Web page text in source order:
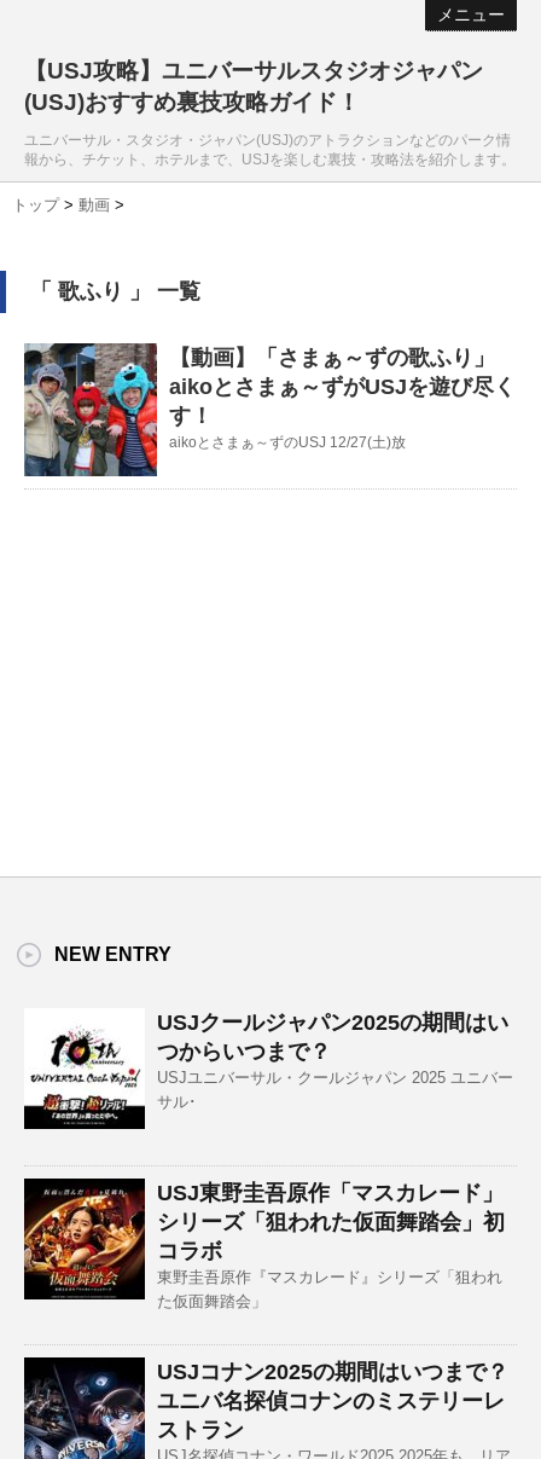
メニュー
【USJ攻略】ユニバーサルスタジオジャパン
(USJ)おすすめ裏技攻略ガイド！
ユニバーサル・スタジオ・ジャパン(USJ)のアトラクションなどのパーク情
報から、チケット、ホテルまで、USJを楽しむ裏技・攻略法を紹介します。
トップ > 動画 >
「 歌ふり 」 一覧
【動画】「さまぁ～ずの歌ふり」
aikoとさまぁ～ずがUSJを遊び尽く
す！
aikoとさまぁ～ずのUSJ 12/27(土)放
NEW ENTRY
USJクールジャパン2025の期間はい
つからいつまで？
USJユニバーサル・クールジャパン 2025 ユニバー
サル･
USJ東野圭吾原作「マスカレード」
シリーズ「狙われた仮面舞踏会」初
コラボ
東野圭吾原作『マスカレード』シリーズ「狙われ
た仮面舞踏会」
USJコナン2025の期間はいつまで？
ユニバ名探偵コナンのミステリーレ
ストラン